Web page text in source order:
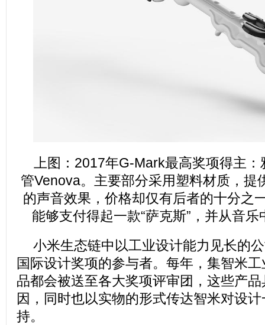
上图：2017年G-Mark最高奖项得主
管Venova。主要部分采用塑料材质，提
的声音效果，价格却仅有后者的十分之
能够支付得起一款“萨克斯”，并从音
小米生态链中以工业设计能力见长的
国际设计奖项的参与者。每年，集智米
品都会被送至各大奖项评审团，这些产
因，同时也以实物的形式传达智米对设
持。